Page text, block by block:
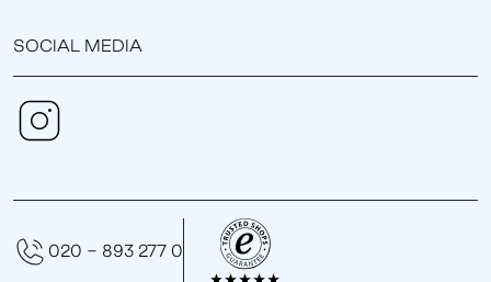
SOCIAL MEDIA
020 - 893 277 0